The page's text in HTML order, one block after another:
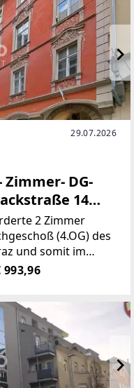
29.07.2026
DG-
14
2 Zimmer
(4.OG) des
und somit im
in ruhiger
dem
993,96